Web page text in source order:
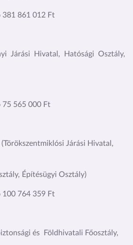
381 861 012 Ft
Járási Hivatal, Hatósági Osztály,
75 565 000 Ft
Járási Hivatal,
Építésügyi Osztály)
100 764 359 Ft
és Földhivatali Főosztály,